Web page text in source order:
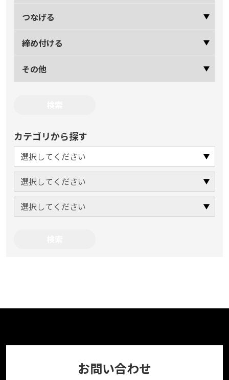
つなげる
締め付ける
その他
カテゴリから探す
お問い合わせ